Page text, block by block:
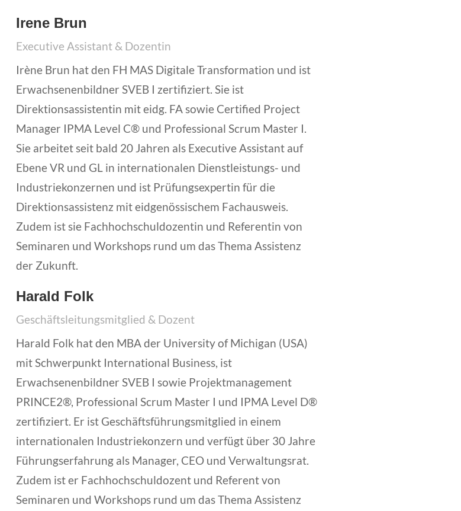
Irene Brun
Executive Assistant & Dozentin
Irène Brun hat den FH MAS Digitale Transformation und ist
Erwachsenenbildner SVEB I zertifiziert. Sie ist
Direktionsassistentin mit eidg. FA sowie Certified Project
Manager IPMA Level C® und Professional Scrum Master I.
Sie arbeitet seit bald 20 Jahren als Executive Assistant auf
Ebene VR und GL in internationalen Dienstleistungs- und
Industriekonzernen und ist Prüfungsexpertin für die
Direktionsassistenz mit eidgenössischem Fachausweis.
Zudem ist sie Fachhochschuldozentin und Referentin von
Seminaren und Workshops rund um das Thema Assistenz
der Zukunft.
Harald Folk
Geschäftsleitungsmitglied & Dozent
Harald Folk hat den MBA der University of Michigan (USA)
mit Schwerpunkt International Business, ist
Erwachsenenbildner SVEB I sowie Projektmanagement
PRINCE2®, Professional Scrum Master I und IPMA Level D®
zertifiziert. Er ist Geschäftsführungsmitglied in einem
internationalen Industriekonzern und verfügt über 30 Jahre
Führungserfahrung als Manager, CEO und Verwaltungsrat.
Zudem ist er Fachhochschuldozent und Referent von
Seminaren und Workshops rund um das Thema Assistenz